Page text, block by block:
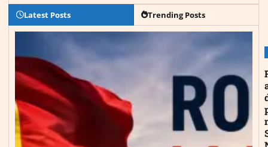
Latest Posts Trending Posts